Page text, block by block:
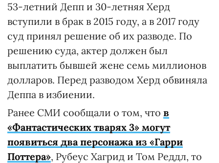
53-летний Депп и 30-летняя Херд
вступили в брак в 2015 году, а в 2017 году
суд принял решение об их разводе. По
решению суда, актер должен был
выплатить бывшей жене семь миллионов
долларов. Перед разводом Херд обвиняла
Деппа в избиении.
Ранее СМИ сообщали о том, что в
«Фантастических тварях 3» могут
появиться два персонажа из «Гарри
Поттера», Рубеус Хагрид и Том Реддл, то